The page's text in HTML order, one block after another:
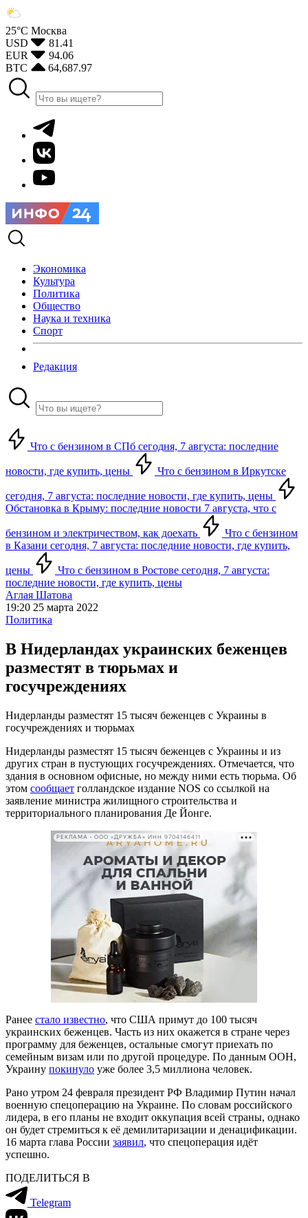
25°С Москва
USD
81.41
EUR
94.06
BTC
64,687.97
Экономика
Культура
Политика
Общество
Наука и техника
Спорт
Редакция
Что с бензином в СПб сегодня, 7 августа: последние
новости, где купить, цены Что с бензином в Иркутске
сегодня, 7 августа: последние новости, где купить, цены
Обстановка в Крыму: последние новости 7 августа, что с
бензином и электричеством, как доехать
Что с бензином
в Казани сегодня, 7 августа: последние новости, где купить,
цены
Что с бензином в Ростове сегодня, 7 августа:
последние новости, где купить, цены
Аглая Шатова
19:20 25 марта 2022
Политика
В Нидерландах украинских беженцев
разместят в тюрьмах и
госучреждениях
Нидерланды разместят 15 тысяч беженцев с Украины в
госучреждениях и тюрьмах
Нидерланды разместят 15 тысяч беженцев с Украины и из
других стран в пустующих госучреждениях. Отмечается, что
здания в основном офисные, но между ними есть тюрьма. Об
этом сообщает голландское издание NOS со ссылкой на
заявление министра жилищного строительства и
территориального планирования Де Йонге.
РЕКЛАМА • ООО «ДРУЖБА» ИНН 9704146411
Ранее стало известно, что США примут до 100 тысяч
украинских беженцев. Часть из них окажется в стране через
программу для беженцев, остальные смогут приехать по
семейным визам или по другой процедуре. По данным ООН,
Украину покинуло уже более 3,5 миллиона человек.
Рано утром 24 февраля президент РФ Владимир Путин начал
военную спецоперацию на Украине. По словам российского
лидера, в его планы не входит оккупация всей страны, однако
он будет стремиться к её демилитаризации и денацификации.
16 марта глава России заявил, что спецоперация идёт
успешно.
ПОДЕЛИТЬСЯ В
Telegram